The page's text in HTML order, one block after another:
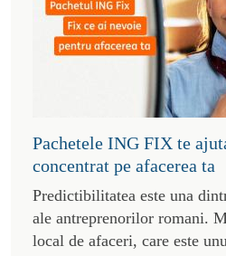
Pachetele ING FIX te
concentrat pe afacerea ta
Predictibilitatea este una
ale antreprenorilor romani.
local de afaceri, care este